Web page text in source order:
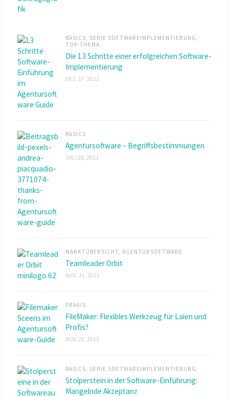
BASICS, SERIE SOFTWAREIMPLEMENTIERUNG ,
TOP-THEMA
Die 13 Schritte einer erfolgreichen Software-
Implementierung
DEZ. 17, 2022
BASICS
Agentursoftware – Begriffsbestimmungen
JULI 29, 2021
MARKTÜBERSICHT, AGENTURSOFTWARE
Teamleader Orbit
AUG. 31, 2022
PRAXIS
FileMaker: Flexibles Werkzeug für Laien und
Profis?
NOV. 22, 2012
BASICS, SERIE SOFTWAREIMPLEMENTIERUNG
Stolperstein in der Software-Einführung:
Mangelnde Akzeptanz